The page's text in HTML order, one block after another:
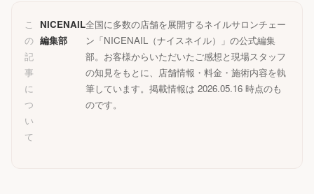
こ
の
記
事
に
つ
い
て
NICENAIL
編集部
全国に多数の店舗を展開するネイルサロンチェー
ン「NICENAIL（ナイスネイル）」の公式編集
部。お客様からいただいたご感想と現場スタッフ
の知見をもとに、店舗情報・料金・施術内容を執
筆しています。掲載情報は 2026.05.16 時点のも
のです。